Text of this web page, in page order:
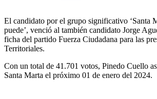
El candidato por el grupo significativo ‘Santa
puede’, venció al también candidato Jorge
ficha del partido Fuerza Ciudadana para las
Territoriales.
Con un total de 41.701 votos, Pinedo Cuello
Santa Marta el próximo 01 de enero del 2024.